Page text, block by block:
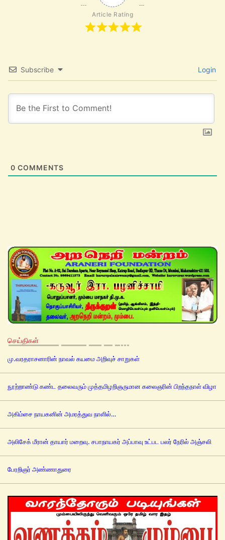
Article Rating
Subscribe Login
0 COMMENTS
செய்திகள்
மு.வரதராசனாரின் நாவல் கயமை அறிவுச் சாறுகள்
நூற்றாண்டு கண்ட தலைவரும் முத்தமிழறிஞருமான கலைஞரின் பிறந்தநாள் விழா
அகிம்சை நாயகனின் அமரத்துவ நாளில்…
அலிசேக் மீரான் தாயார் மறைவு. சபாநாயகர் அப்பாவு உட்பட பலர் நேரில் அஞ்சலி
பேரறிஞர் அண்ணாதுரை